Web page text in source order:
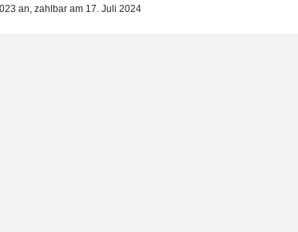
an, zahlbar am 17. Juli 2024